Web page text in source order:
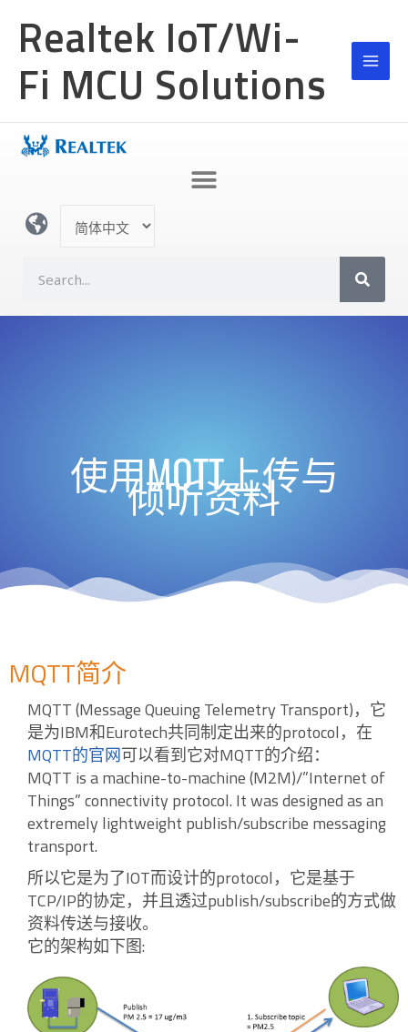
Realtek IoT/Wi-
Fi MCU Solutions
言
a
使用MQTT上传与
倾听资料
MQTT简介
MQTT (Message Queuing Telemetry Transport)，它
是为IBM和Eurotech共同制定出来的protocol，在
MQTT的官网可以看到它对MQTT的介绍：
MQTT is a machine-to-machine (M2M)/”Internet of
Things” connectivity protocol. It was designed as an
extremely lightweight publish/subscribe messaging
transport.
所以它是为了IOT而设计的protocol，它是基于
TCP/IP的协定，并且透过publish/subscribe的方式做
资料传送与接收。
它的架构如下图: